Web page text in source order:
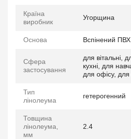
Країна
виробник
Угорщина
Основа Вспінений ПВХ
Сфера
застосування
для вітальні,
кухні, для
для офісу, для
Тип
лінолеума
гетерогенний
Товщина
лінолеума,
мм
2.4